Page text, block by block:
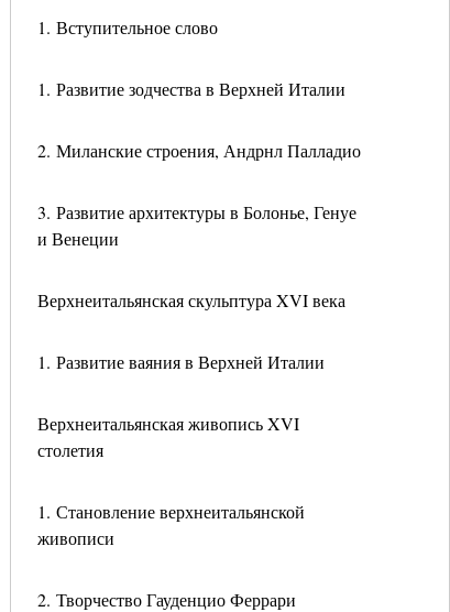
1. Вступительное слово
1. Развитие зодчества в Верхней Италии
2. Миланские строения, Андрнл Палладио
3. Развитие архитектуры в Болонье, Генуе
и Венеции
Верхнеитальянская скульптура XVI века
1. Развитие ваяния в Верхней Италии
Верхнеитальянская живопись XVI
столетия
1. Становление верхнеитальянской
живописи
2. Творчество Гауденцио Феррари